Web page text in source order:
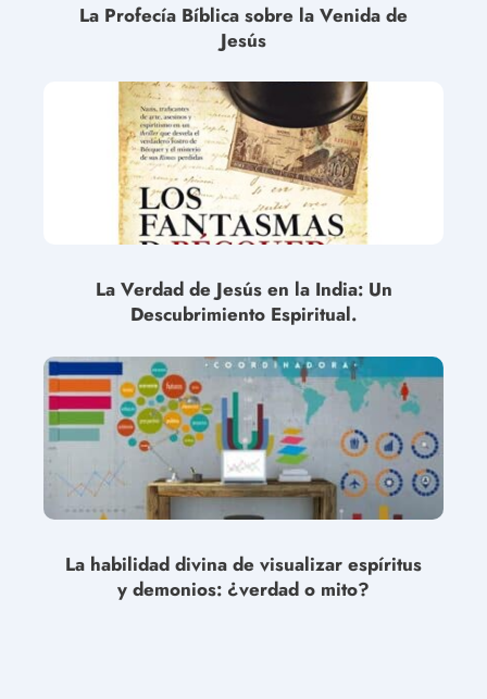
La Profecía Bíblica sobre la Venida de
Jesús
La Verdad de Jesús en la India: Un
Descubrimiento Espiritual.
La habilidad divina de visualizar espíritus
y demonios: ¿verdad o mito?